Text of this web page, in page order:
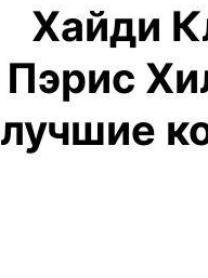
Хайди
Пэрис
лучшие